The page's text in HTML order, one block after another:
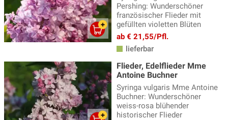
Pershing: Wunderschöner
französischer Flieder mit
gefüllten violetten Blüten
ab € 21,55/Pfl.
lieferbar
Flieder, Edelflieder Mme
Antoine Buchner
Syringa vulgaris Mme Antoine
Buchner: Wunderschöner
weiss-rosa blühender
historischer Flieder